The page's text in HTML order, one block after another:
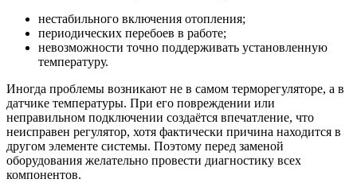
нестабильного включения отопления;
периодических перебоев в работе;
невозможности точно поддерживать установленную
температуру.
Иногда проблемы возникают не в самом терморегуляторе, а в
датчике температуры. При его повреждении или
неправильном подключении создаётся впечатление, что
неисправен регулятор, хотя фактически причина находится в
другом элементе системы. Поэтому перед заменой
оборудования желательно провести диагностику всех
компонентов.